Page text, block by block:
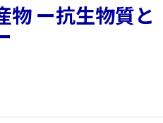
物 ー抗生物質と